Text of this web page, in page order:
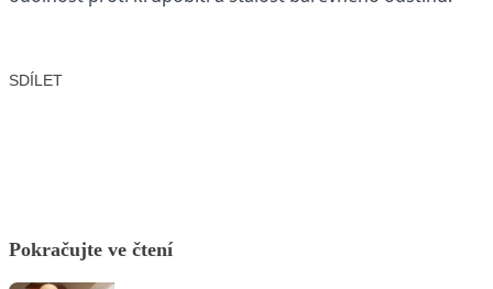
SDÍLET
Pokračujte ve čtení